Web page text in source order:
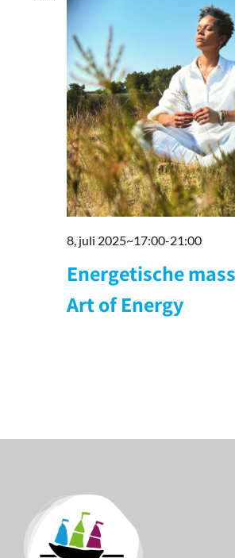
8, juli 2025~17:00-21:00
Energetische
Art of Energy